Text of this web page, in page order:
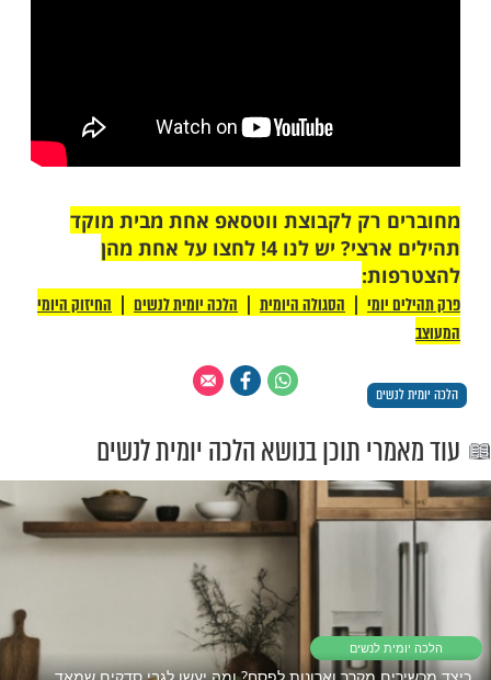
לחצובה וראשי הגז, מנקים היטב.
רק לקבוצת ווטסאפ אחת מבית מוקד
תהילים ארצי? יש לנו 4! לחצו על אחת מהן